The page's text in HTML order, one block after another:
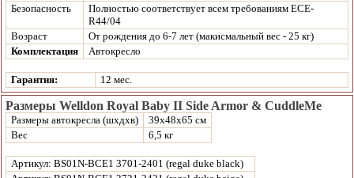
Безопасность
Полностью соответствует всем требованиям ECE-
R44/04
Возраст
От рождения до 6-7 лет (макисмальный вес - 25 кг)
Комплектация
Автокресло
Гарантия: 12 мес.
Размеры Welldon Royal Baby II Side Armor & CuddleMe
Размеры автокресла (шxдxв)
39x48x65 см
Вес
6,5 кг
Артикул: BS01N-BCE1 3701-2401 (regal duke black)